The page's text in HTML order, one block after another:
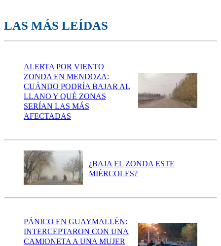
LAS MÁS LEÍDAS
ALERTA POR VIENTO
ZONDA EN MENDOZA:
CUÁNDO PODRÍA BAJAR AL
LLANO Y QUÉ ZONAS
SERÍAN LAS MÁS
AFECTADAS
¿BAJA EL ZONDA ESTE
MIÉRCOLES?
PÁNICO EN GUAYMALLÉN:
INTERCEPTARON CON UNA
CAMIONETA A UNA MUJER